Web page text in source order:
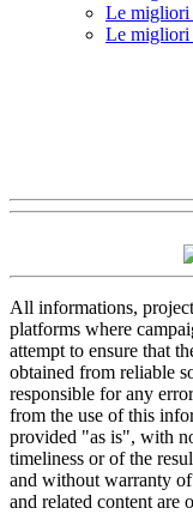
Le migliori
Le migliori
All informations,
platforms where
attempt to ensure that
obtained from reliable
responsible for any
from the use of this
provided "as is", with
timeliness or of the
and without warranty
and related content are